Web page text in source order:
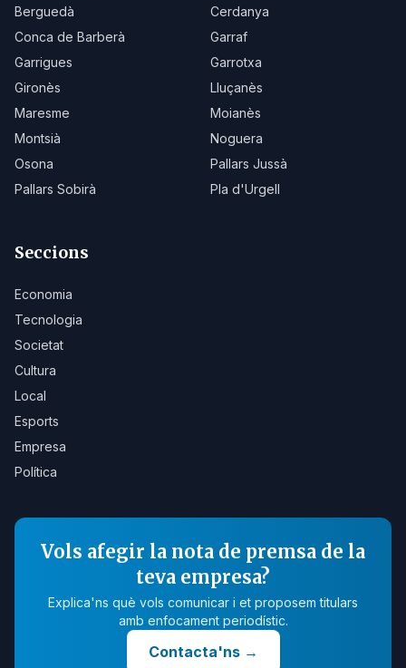
Berguedà
Cerdanya
Conca de Barberà
Garraf
Garrigues
Garrotxa
Gironès
Lluçanès
Maresme
Moianès
Montsià
Noguera
Osona
Pallars Jussà
Pallars Sobirà
Pla d'Urgell
Seccions
Economia
Tecnologia
Societat
Cultura
Local
Esports
Empresa
Política
Vols afegir la nota de premsa de la
teva empresa?
Explica'ns què vols comunicar i et proposem titulars
amb enfocament periodístic.
Contacta'ns→